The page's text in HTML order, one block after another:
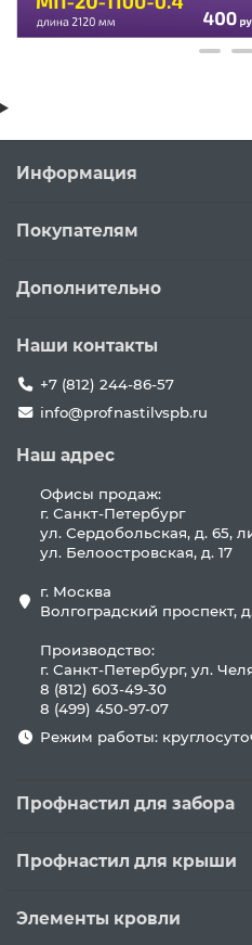
Информация
Покупателям
Дополнительно
Наши контакты
+7 (812) 244-86-57
info@profnastilvspb.ru
Наш адрес
Офисы продаж:
г. Санкт-Петербург
ул. Сердобольская, д. 65,
ул. Белоостровская, д. 17
г. Москва
Волгоградский проспект,
Производство:
г. Санкт-Петербург, ул.
8 (812) 603-49-30
8 (499) 450-97-07
Режим работы:
Профнастил для забора
Профнастил для крыши
Элементы кровли